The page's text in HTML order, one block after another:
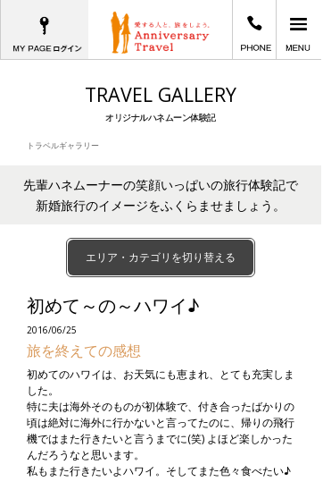
愛する人と、旅をし
TRAVEL GALLERY
オリジナルハネムーン体験記
トラベルギャラリー
先輩ハネムーナーの笑顔いっぱいの旅行体験記で
新婚旅行のイメージをふくらませましょう。
エリア・カテゴリを切り替える
初めて～の～ハワイ♪
2016/06/25
旅を終えての感想
初めてのハワイは、お天気にも恵まれ、とても充実しま
した。
特に夫は海外そのものが初体験で、付き合ったばかりの
頃は絶対に海外に行かないと言ってたのに、帰りの飛行
機ではまた行きたいと言うまでに(笑) よほど楽しかった
んだろうなと思います。
私もまた行きたいよハワイ。そしてまた色々食べたい♪